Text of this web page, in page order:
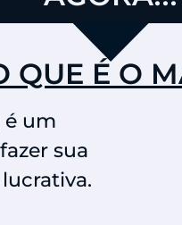
QUE É O
é um
sua